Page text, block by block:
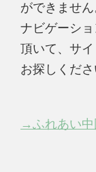
ができません
ナビゲーシ
頂いて、サ
お探しくださ
→ふれあい中